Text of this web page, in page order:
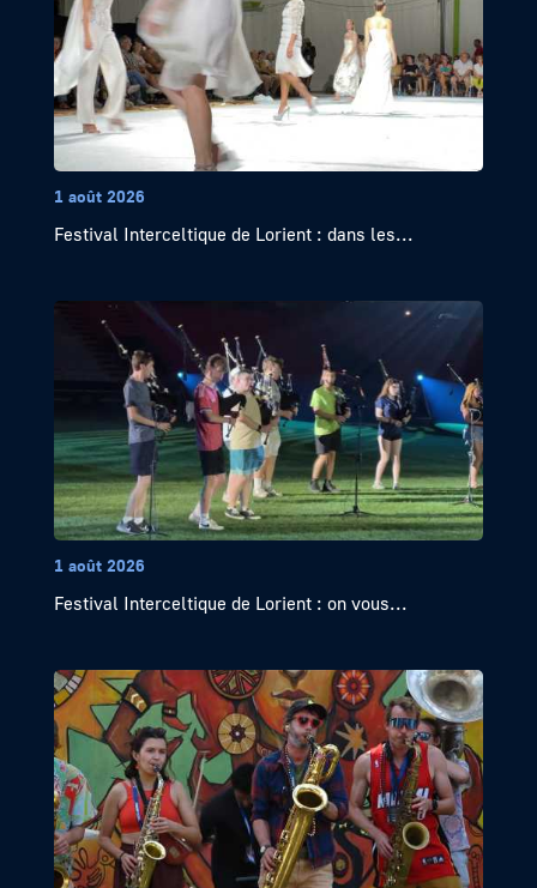
1 août 2026
Festival Interceltique de Lorient : dans les...
1 août 2026
Festival Interceltique de Lorient : on vous...